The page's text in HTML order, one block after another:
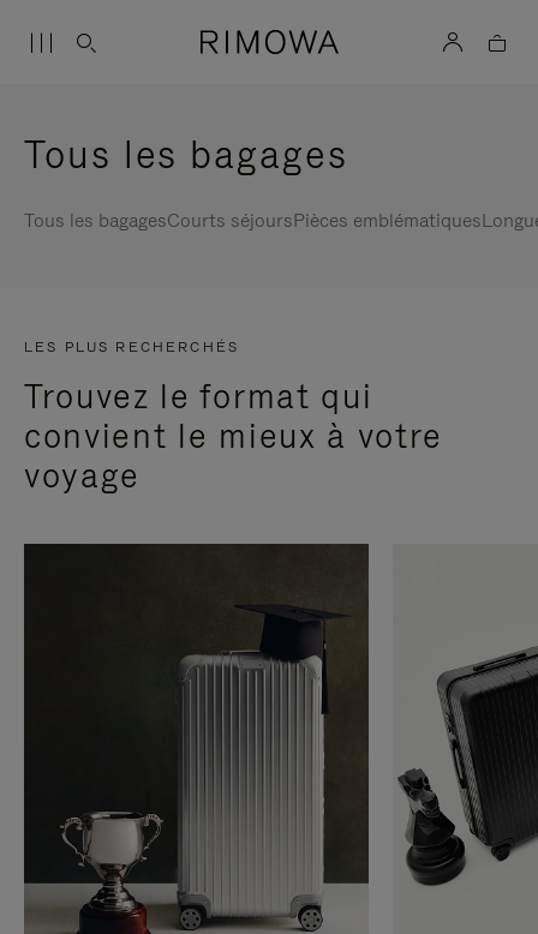
Tous les bagages
Tous les bagagesCourts séjoursPièces emblématiques
LES PLUS RECHERCHÉS
Trouvez le format qui
convient le mieux à votre
voyage